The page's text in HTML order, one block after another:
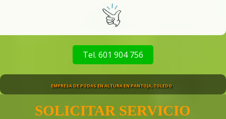
Tel. 601 904 756
EMPRESA DE PODAS EN ALTURA EN PANTOJA, TOLEDO
SOLICITAR SERVICIO